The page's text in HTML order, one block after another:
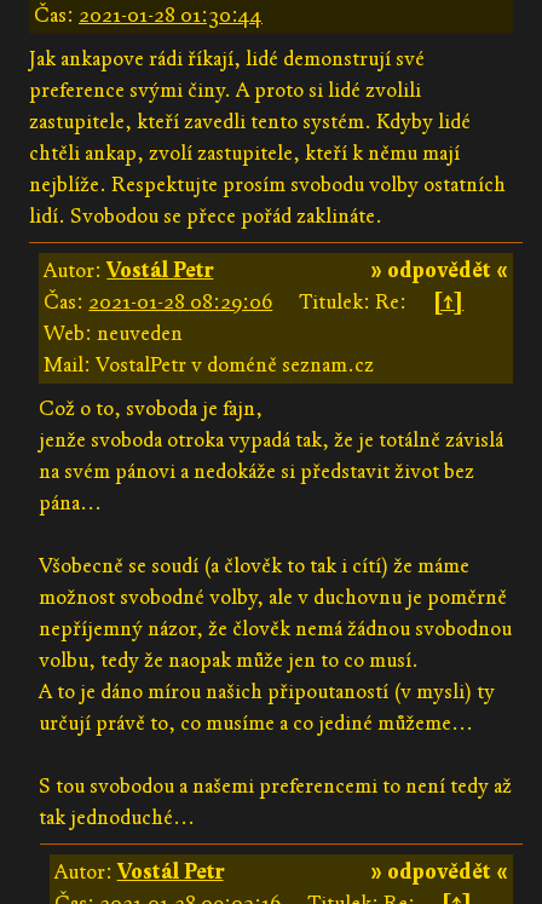
Čas: 2021-01-28 01:30:44
Jak ankapove rádi říkají, lidé demonstrují své
preference svými činy. A proto si lidé zvolili
zastupitele, kteří zavedli tento systém. Kdyby lidé
chtěli ankap, zvolí zastupitele, kteří k němu mají
nejblíže. Respektujte prosím svobodu volby ostatních
lidí. Svobodou se přece pořád zaklináte.
» odpovědět «
Autor:Vostál Petr
Čas: 2021-01-28 08:29:06 Titulek: Re:
[↑]
Web: neuveden
Mail: VostalPetr v doméně seznam.cz
Což o to, svoboda je fajn,
jenže svoboda otroka vypadá tak, že je totálně závislá
na svém pánovi a nedokáže si představit život bez
pána...
Všobecně se soudí (a člověk to tak i cítí) že máme
možnost svobodné volby, ale v duchovnu je poměrně
nepříjemný názor, že člověk nemá žádnou svobodnou
volbu, tedy že naopak může jen to co musí.
A to je dáno mírou našich připoutaností (v mysli) ty
určují právě to, co musíme a co jediné můžeme...
S tou svobodou a našemi preferencemi to není tedy až
tak jednoduché...
» odpovědět «
Autor:Vostál Petr